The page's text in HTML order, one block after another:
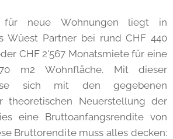
für neue Wohnungen liegt in
Wüest Partner bei rund CHF 440
CHF 2'567 Monatsmiete für eine
m2 Wohnfläche. Mit dieser
sich mit den gegebenen
theoretischen Neuerstellung der
eine Bruttoanfangsrendite von
Bruttorendite muss alles decken: